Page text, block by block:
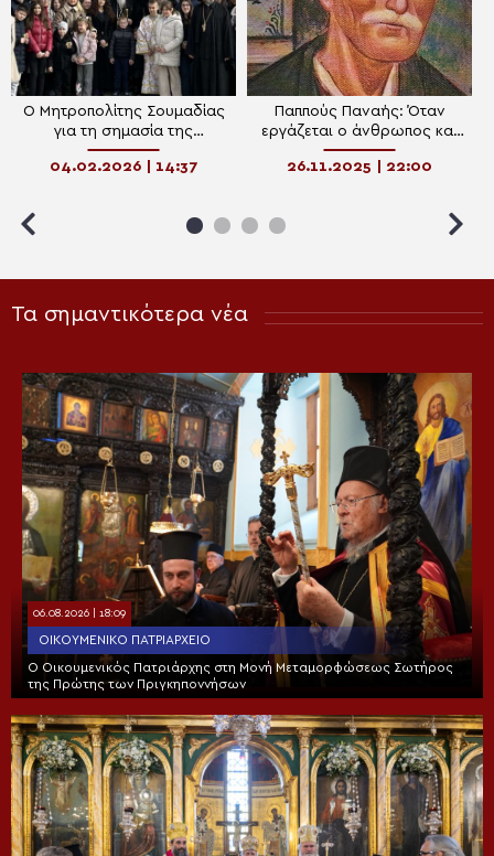
Ο Μητροπολίτης Σουμαδίας
για τη σημασία της
προσευχής και της νηστείας
04.02.2026 | 14:37
Παππούς Παναής: Όταν
εργάζεται ο άνθρωπος και
προσεύχεται, είναι σαν να
δουλεύει για τον Κύριο
26.11.2025 | 22:00
Τα σημαντικότερα νέα
06.08.2026 | 18:09
ΟΙΚΟΥΜΕΝΙΚΌ ΠΑΤΡΙΑΡΧΕΊΟ
Ο Οικουμενικός Πατριάρχης στη Μονή Μεταμορφώσεως Σωτήρος
της Πρώτης των Πριγκηποννήσων